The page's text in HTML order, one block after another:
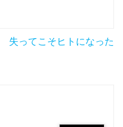
失ってこそヒトになった